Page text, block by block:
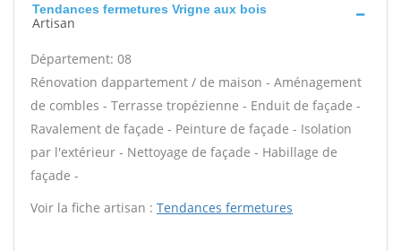
Tendances fermetures Vrigne aux bois
Artisan
Département: 08
Rénovation dappartement / de maison - Aménagement
de combles - Terrasse tropézienne - Enduit de façade -
Ravalement de façade - Peinture de façade - Isolation
par l'extérieur - Nettoyage de façade - Habillage de
façade -
Voir la fiche artisan : Tendances fermetures